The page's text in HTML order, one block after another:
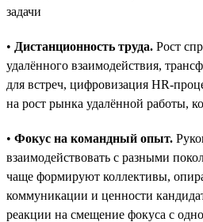
задачи
• Дистанционность труда. Рост
удалённого взаимодействия,
для встреч, цифровизация HR-
на рост рынка удалённой работы,
• Фокус на командный опыт.
взаимодействовать с разными
чаще формируют коллективы,
коммуникации и ценности
реакции на смещение фокуса с